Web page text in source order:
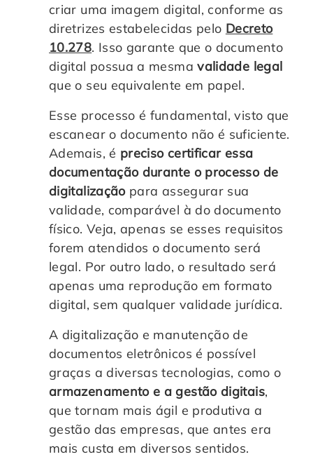
criar uma imagem digital, conforme as
diretrizes estabelecidas pelo Decreto
10.278. Isso garante que o documento
digital possua a mesmavalidade legal
que o seu equivalente em papel.
Esse processo é fundamental, visto que
escanear o documento não é suficiente.
Ademais, é preciso certificar essa
documentação durante o processo de
digitalizaçãopara assegurar sua
validade, comparável à do documento
físico. Veja, apenas se esses requisitos
forem atendidos o documento será
legal. Por outro lado, o resultado será
apenas uma reprodução em formato
digital, sem qualquer validade jurídica.
A digitalização e manutenção de
documentos eletrônicos é possível
graças a diversas tecnologias, como o
armazenamento e a gestão digitais,
que tornam mais ágil e produtiva a
gestão das empresas, que antes era
mais custa em diversos sentidos.